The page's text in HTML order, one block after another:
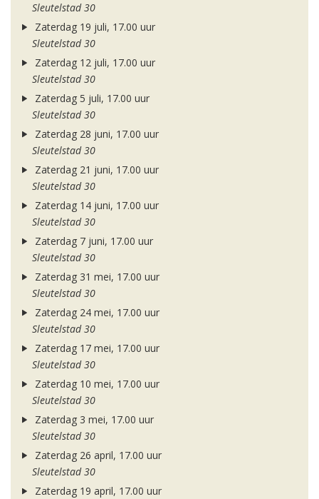
Sleutelstad 30
Zaterdag 19 juli, 17.00 uur
Sleutelstad 30
Zaterdag 12 juli, 17.00 uur
Sleutelstad 30
Zaterdag 5 juli, 17.00 uur
Sleutelstad 30
Zaterdag 28 juni, 17.00 uur
Sleutelstad 30
Zaterdag 21 juni, 17.00 uur
Sleutelstad 30
Zaterdag 14 juni, 17.00 uur
Sleutelstad 30
Zaterdag 7 juni, 17.00 uur
Sleutelstad 30
Zaterdag 31 mei, 17.00 uur
Sleutelstad 30
Zaterdag 24 mei, 17.00 uur
Sleutelstad 30
Zaterdag 17 mei, 17.00 uur
Sleutelstad 30
Zaterdag 10 mei, 17.00 uur
Sleutelstad 30
Zaterdag 3 mei, 17.00 uur
Sleutelstad 30
Zaterdag 26 april, 17.00 uur
Sleutelstad 30
Zaterdag 19 april, 17.00 uur